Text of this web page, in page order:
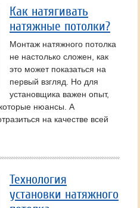
Как натягивать
натяжные потолки?
Монтаж натяжного потолка
не настолько сложен, как
это может показаться на
первый взгляд. Но для
установщика важен опыт,
нюансы. А
на качестве всей
Технология
установки натяжного